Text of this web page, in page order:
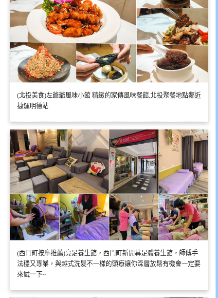
(北投美食)左爺爺風味小館 精緻的家傳風味餐館,北投聚餐地點鄰近
捷運明德站
(西門町按摩推薦)亮足養生館，西門町新開幕足體養生館，師傅手
法穩又專業，與越式洗髮不一樣的頭療讓你深層放鬆有機會一定要
來試一下~